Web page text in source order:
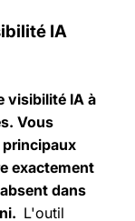
IA
visibilité IA à
Vous
exactement
dans
L'outil